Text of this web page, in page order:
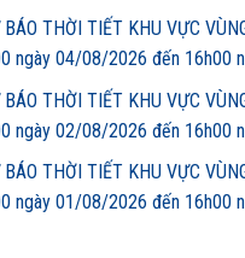
THỜI TIẾT KHU VỰC
ngày 04/08/2026 đến 16h00
THỜI TIẾT KHU VỰC
ngày 02/08/2026 đến 16h00
THỜI TIẾT KHU VỰC
ngày 01/08/2026 đến 16h00